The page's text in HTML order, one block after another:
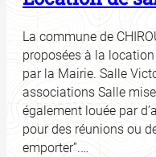
La commune de
proposées à la
par la Mairie. Salle
associations Salle
également louée par
pour des réunions ou
emporter”.…